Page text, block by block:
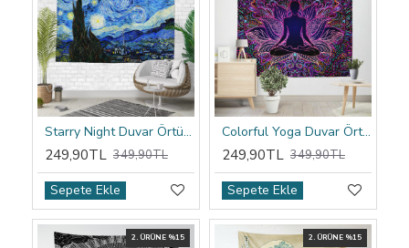
Starry Night Duvar Örtüsü
249,90TL 349,90TL
Sepete Ekle
Colorful Yoga Duvar Örtüsü
249,90TL 349,90TL
Sepete Ekle
2. ÜRÜNE %15 2. ÜRÜNE %15